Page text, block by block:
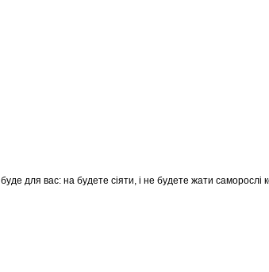
для вас: на будете сіяти, і не будете жати саморослі